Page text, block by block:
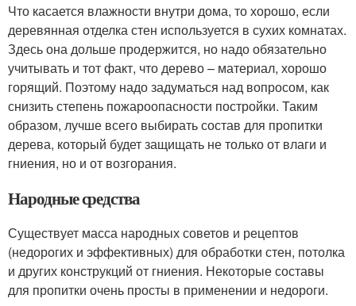
Что касается влажности внутри дома, то хорошо, если
деревянная отделка стен используется в сухих комнатах.
Здесь она дольше продержится, но надо обязательно
учитывать и тот факт, что дерево – материал, хорошо
горящий. Поэтому надо задуматься над вопросом, как
снизить степень пожароопасности постройки. Таким
образом, лучше всего выбирать состав для пропитки
дерева, который будет защищать не только от влаги и
гниения, но и от возгорания.
Народные средства
Существует масса народных советов и рецептов
(недорогих и эффективных) для обработки стен, потолка
и других конструкций от гниения. Некоторые составы
для пропитки очень просты в применении и недороги.